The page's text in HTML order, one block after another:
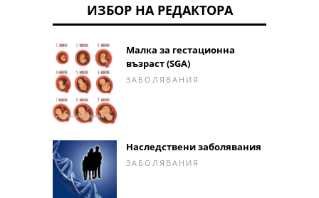
ИЗБОР НА РЕДАКТОРА
Малка за гестационна
възраст (SGA)
ЗАБОЛЯВАНИЯ
Наследствени заболявания
ЗАБОЛЯВАНИЯ